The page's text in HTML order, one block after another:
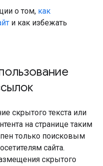
о том, как
и как избежать
скрытого текста или
на странице таким
только поисковым
сайта.
скрытого